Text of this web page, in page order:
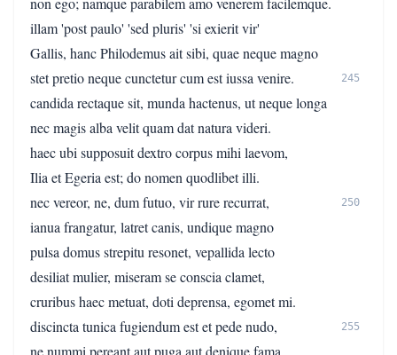
illam 'post paulo' 'sed pluris' 'si exierit vir'
Gallis, hanc Philodemus ait sibi, quae neque magno
stet pretio neque cunctetur cum est iussa venire.
245
candida rectaque sit, munda hactenus, ut neque longa
nec magis alba velit quam dat natura videri.
haec ubi supposuit dextro corpus mihi laevom,
Ilia et Egeria est; do nomen quodlibet illi.
nec vereor, ne, dum futuo, vir rure recurrat,
250
ianua frangatur, latret canis, undique magno
pulsa domus strepitu resonet, vepallida lecto
desiliat mulier, miseram se conscia clamet,
cruribus haec metuat, doti deprensa, egomet mi.
discincta tunica fugiendum est et pede nudo,
255
ne nummi pereant aut puga aut denique fama.